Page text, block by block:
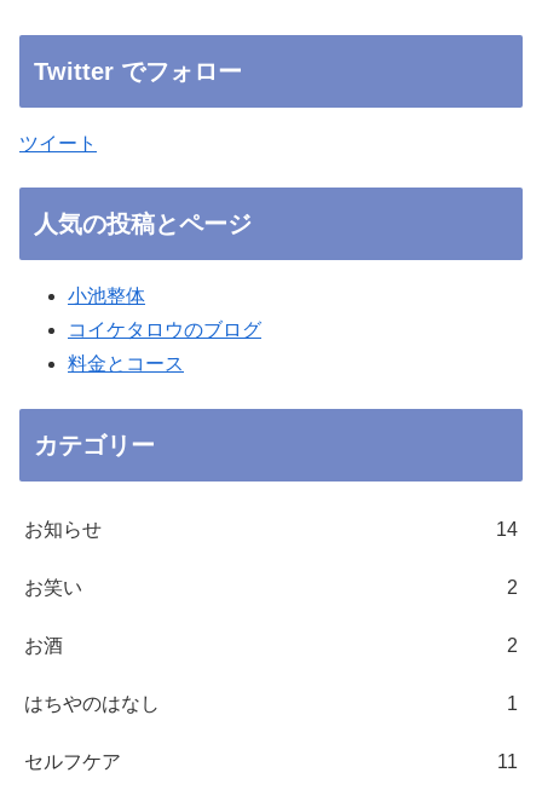
Twitter でフォロー
ツイート
人気の投稿とページ
小池整体
コイケタロウのブログ
料金とコース
カテゴリー
お知らせ 14
お笑い 2
お酒 2
はちやのはなし 1
セルフケア 11